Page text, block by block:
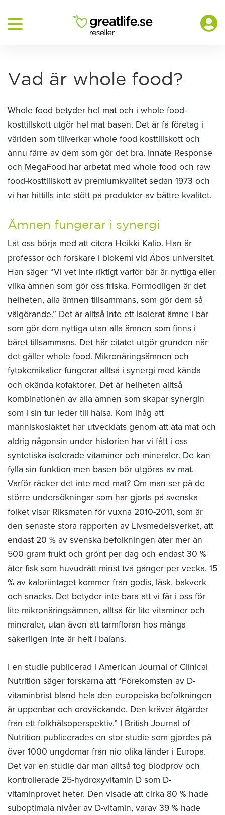
Vad är whole food?
Whole food betyder hel mat och i whole food-
kosttillskott utgör hel mat basen. Det är få företag i
världen som tillverkar whole food kosttillskott och
ännu färre av dem som gör det bra. Innate Response
och MegaFood har arbetat med whole food och raw
food-kosttillskott av premiumkvalitet sedan 1973 och
vi har hittills inte stött på produkter av bättre kvalitet.
Ämnen fungerar i synergi
Låt oss börja med att citera Heikki Kalio. Han är
professor och forskare i biokemi vid Åbos universitet.
Han säger “Vi vet inte riktigt varför bär är nyttiga eller
vilka ämnen som gör oss friska. Förmodligen är det
helheten, alla ämnen tillsammans, som gör dem så
välgörande.” Det är alltså inte ett isolerat ämne i bär
som gör dem nyttiga utan alla ämnen som finns i
bäret tillsammans. Det här citatet utgör grunden när
det gäller whole food. Mikronäringsämnen och
fytokemikalier fungerar alltså i synergi med kända
och okända kofaktorer. Det är helheten alltså
kombinationen av alla ämnen som skapar synergin
som i sin tur leder till hälsa. Kom ihåg att
människosläktet har utvecklats genom att äta mat och
aldrig någonsin under historien har vi fått i oss
syntetiska isolerade vitaminer och mineraler. De kan
fylla sin funktion men basen bör utgöras av mat.
Varför räcker det inte med mat? Om man ser på de
större undersökningar som har gjorts på svenska
folket visar Riksmaten för vuxna 2010-2011, som är
den senaste stora rapporten av Livsmedelsverket, att
endast 20 % av svenska befolkningen äter mer än
500 gram frukt och grönt per dag och endast 30 %
äter fisk som huvudrätt minst två gånger per vecka. 15
% av kaloriintaget kommer från godis, läsk, bakverk
och snacks. Det betyder inte bara att vi får i oss för
lite mikronäringsämnen, alltså för lite vitaminer och
mineraler, utan även att tarmfloran hos många
säkerligen inte är helt i balans.
I en studie publicerad i American Journal of Clinical
Nutrition säger forskarna att “Förekomsten av D-
vitaminbrist bland hela den europeiska befolkningen
är uppenbar och oroväckande. Den kräver åtgärder
från ett folkhälsoperspektiv.” I British Journal of
Nutrition publicerades en stor studie som gjordes på
över 1000 ungdomar från nio olika länder i Europa.
Det var en studie där man alltså tog blodprov och
kontrollerade 25-hydroxyvitamin D som D-
vitaminprovet heter. Den visade att cirka 80 % hade
suboptimala nivåer av D-vitamin, varav 39 % hade